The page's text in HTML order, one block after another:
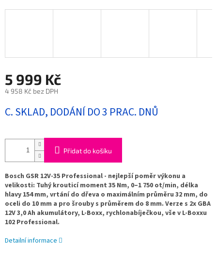
5 999 Kč
4 958 Kč bez DPH
cena:
C. SKLAD, DODÁNÍ DO 3 PRAC. DNŮ
Přidat do košíku
Bosch GSR 12V-35 Professional - nejlepší poměr výkonu a
velikosti: Tuhý krouticí moment 35 Nm, 0–1 750 ot/min, délka
hlavy 154 mm, vrtání do dřeva o maximálním průměru 32 mm, do
oceli do 10 mm a pro šrouby s průměrem do 8 mm. Verze s 2x GBA
12V 3,0 Ah akumulátory, L-Boxx, rychlonabíječkou, vše v L-Boxxu
102 Professional.
Detailní informace